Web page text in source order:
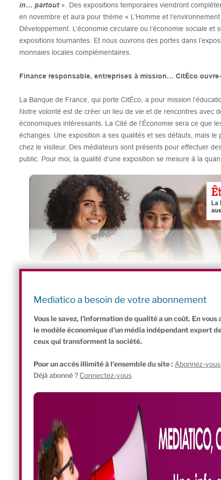
in… partout». Des expositions temporaires viendront
en novembre et aura pour thème « L’Homme et
Développement. L’économie circulaire ou l’économie sociale
expositions tournantes. Et nous ouvrons des portes dans
monnaies locales complémentaires.
Finance responsable, entreprises à mission… CitÉco
La Banque de France, qui porte CitÉco, a pour mission
Notre volonté est de créer un lieu de vie et de rencontres avec
économiques intéressants. La Cité de l’Économie sera ce que
échanges. Une exposition a ses qualités et ses défauts, mais
chez le visiteur. Des médiateurs sont présents pour effectuer
public. Pour moi, la qualité d’une exposition se mesure à la
Propos recueillis par
Mediatico a besoin de votre abonnement
Vous le savez, l'information de qualité a un coût. En
le modèle économique d'un média indépendant expert
ceux qui transforment la société.
Pour un accès illimité à l'ensemble du site : Abonnez-vous
Déjà abonné ? Connectez-vous